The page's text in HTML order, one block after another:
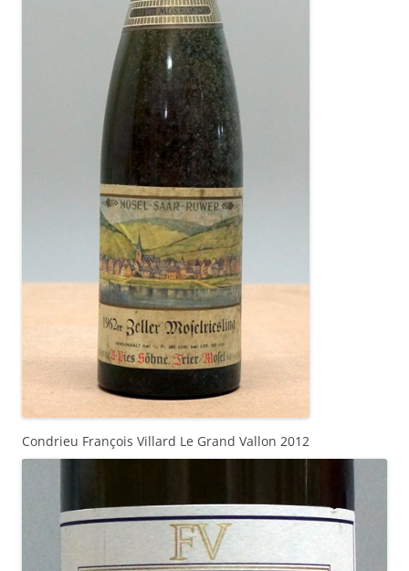
Condrieu François Villard Le Grand Vallon 2012